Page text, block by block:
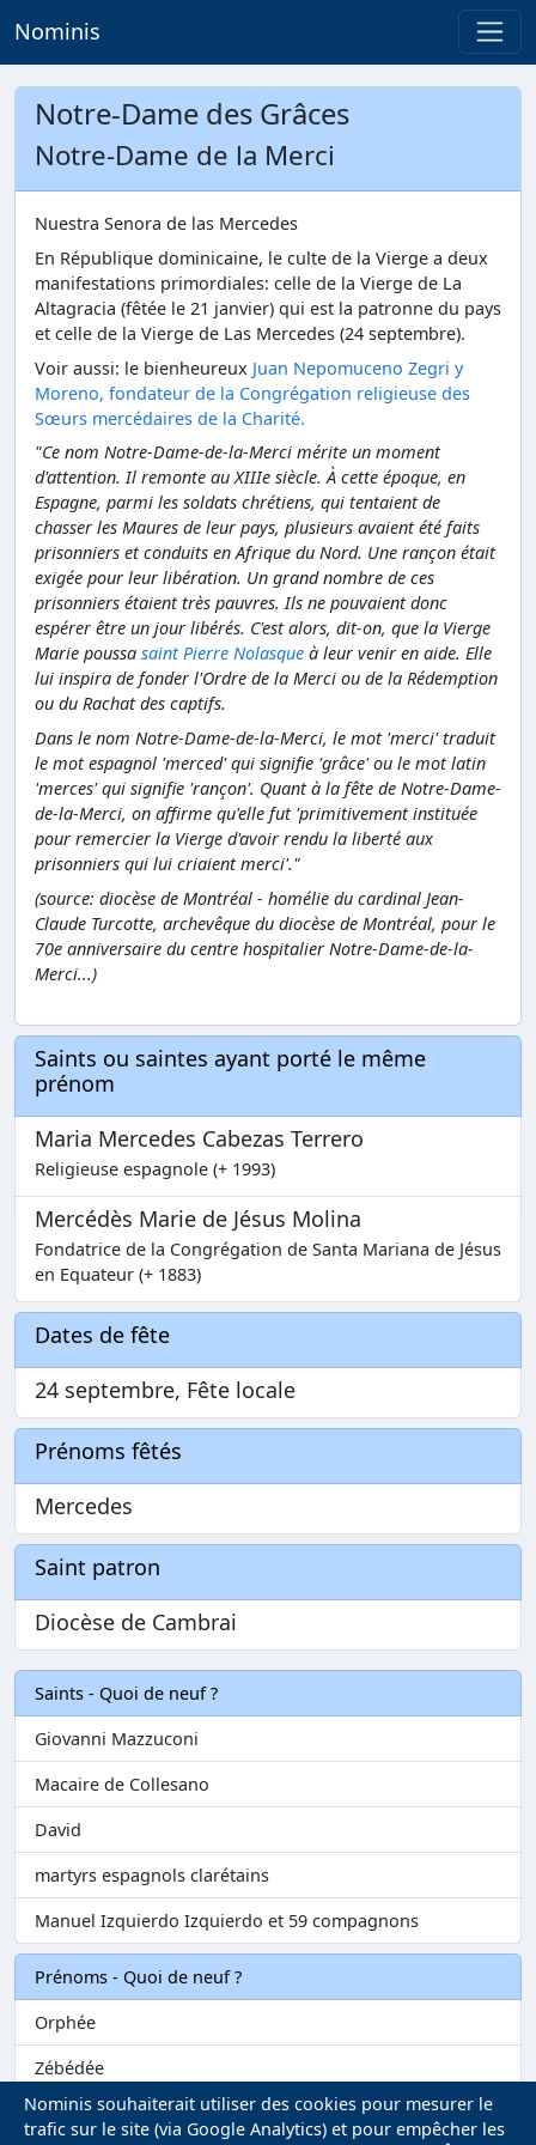
Nominis
Notre-Dame des Grâces
Notre-Dame de la Merci
Nuestra Senora de las Mercedes
En République dominicaine, le culte de la Vierge a deux
manifestations primordiales: celle de la Vierge de La
Altagracia (fêtée le 21 janvier) qui est la patronne du pays
et celle de la Vierge de Las Mercedes (24 septembre).
Voir aussi: le bienheureux Juan Nepomuceno Zegri y
Moreno, fondateur de la Congrégation religieuse des
Sœurs mercédaires de la Charité.
"Ce nom Notre-Dame-de-la-Merci mérite un moment
d'attention. Il remonte au XIIIe siècle. À cette époque, en
Espagne, parmi les soldats chrétiens, qui tentaient de
chasser les Maures de leur pays, plusieurs avaient été faits
prisonniers et conduits en Afrique du Nord. Une rançon était
exigée pour leur libération. Un grand nombre de ces
prisonniers étaient très pauvres. Ils ne pouvaient donc
espérer être un jour libérés. C'est alors, dit-on, que la Vierge
Marie poussa saint Pierre Nolasque à leur venir en aide. Elle
lui inspira de fonder l'Ordre de la Merci ou de la Rédemption
ou du Rachat des captifs.
Dans le nom Notre-Dame-de-la-Merci, le mot 'merci' traduit
le mot espagnol 'merced' qui signifie 'grâce' ou le mot latin
'merces' qui signifie 'rançon'. Quant à la fête de Notre-Dame-
de-la-Merci, on affirme qu'elle fut 'primitivement instituée
pour remercier la Vierge d'avoir rendu la liberté aux
prisonniers qui lui criaient merci'."
(source: diocèse de Montréal - homélie du cardinal Jean-
Claude Turcotte, archevêque du diocèse de Montréal, pour le
70e anniversaire du centre hospitalier Notre-Dame-de-la-
Merci...)
Saints ou saintes ayant porté le même
prénom
Maria Mercedes Cabezas Terrero
Religieuse espagnole (+ 1993)
Mercédès Marie de Jésus Molina
Fondatrice de la Congrégation de Santa Mariana de Jésus
en Equateur (+ 1883)
Dates de fête
24 septembre, Fête locale
Prénoms fêtés
Mercedes
Saint patron
Diocèse de Cambrai
Saints - Quoi de neuf ?
Giovanni Mazzuconi
Macaire de Collesano
David
martyrs espagnols clarétains
Manuel Izquierdo Izquierdo et 59 compagnons
Prénoms - Quoi de neuf ?
Orphée
Zébédée
Melvil
Nominis souhaiterait utiliser des cookies pour mesurer le
trafic sur le site (via Google Analytics) et pour empêcher les